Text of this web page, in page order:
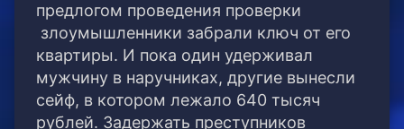
предлогом проведения проверки
злоумышленники забрали ключ от его
квартиры. И пока один удерживал
мужчину в наручниках, другие вынесли
сейф, в котором лежало 640 тысяч
рублей. Задержать преступников